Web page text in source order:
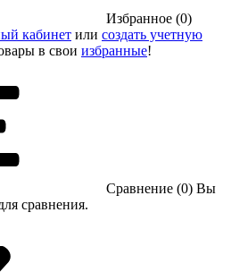
Избранное (0)
кабинет или создать учетную
в свои избранные!
Сравнение (0) Вы
сравнения.